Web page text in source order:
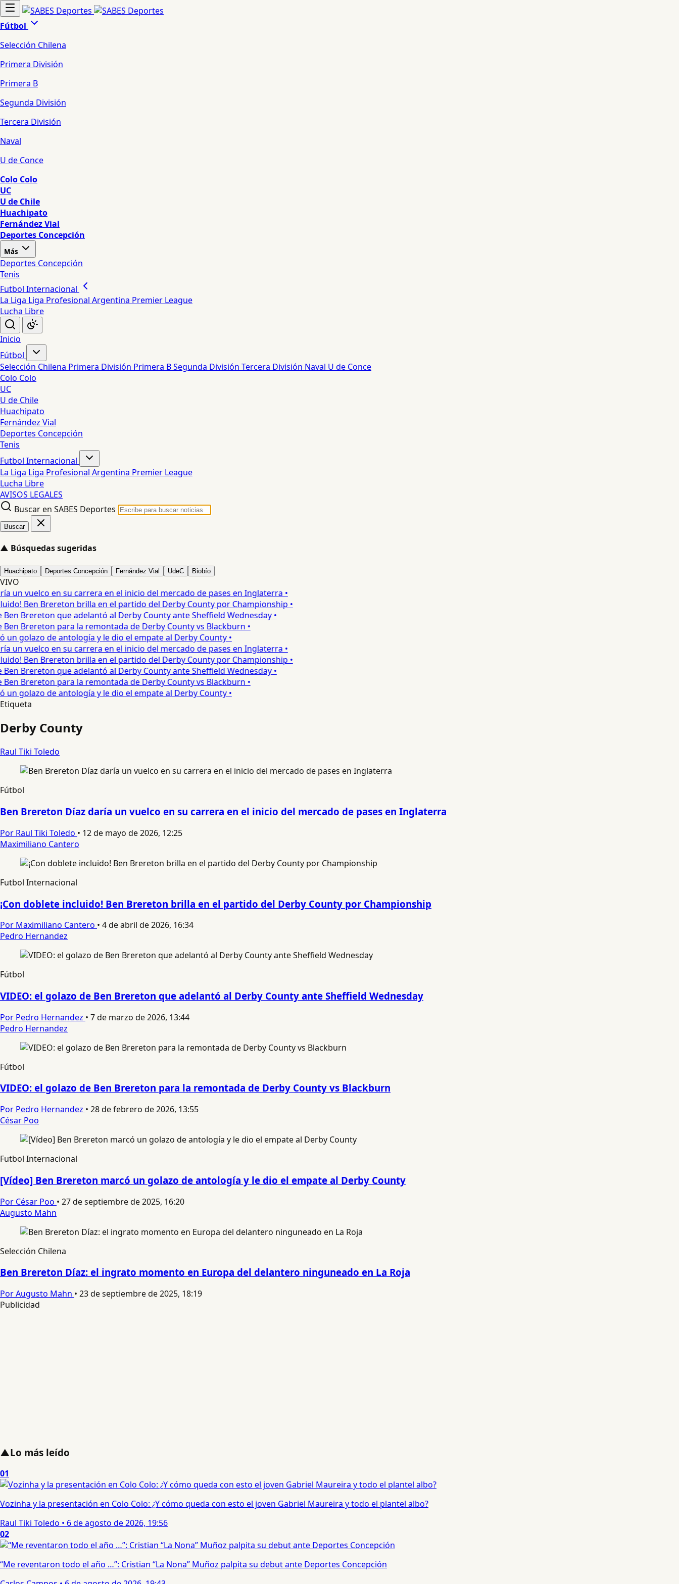
Fútbol
Selección Chilena
Primera División
Primera B
Segunda División
Tercera División
Naval
U de Conce
Colo Colo
UC
U de Chile
Huachipato
Fernández Vial
Deportes Concepción
Más
Deportes Concepción
Tenis
Futbol Internacional
La Liga Liga Profesional Argentina Premier League
Lucha Libre
Inicio
Fútbol
Selección Chilena Primera División Primera BSegunda División Tercera División Naval U de Conce
Colo Colo
UC
U de Chile
Huachipato
Fernández Vial
Deportes Concepción
Tenis
Futbol Internacional
La Liga Liga Profesional Argentina Premier League
Lucha Libre
AVISOS LEGALES
Buscar en SABES Deportes
Buscar
▲ Búsquedas sugeridas
Huachipato Deportes Concepción Fernández Vial UdeC Biobío
VIVO
un vuelco en su carrera en el inicio del mercado de pases en Inglaterra •
Ben Brereton brilla en el partido del Derby County por Championship •
Brereton que adelantó al Derby County ante Sheffield Wednesday •
Brereton para la remontada de Derby County vs Blackburn •
golazo de antología y le dio el empate al Derby County •
un vuelco en su carrera en el inicio del mercado de pases en Inglaterra •
Ben Brereton brilla en el partido del Derby County por Championship •
Brereton que adelantó al Derby County ante Sheffield Wednesday •
Brereton para la remontada de Derby County vs Blackburn •
golazo de antología y le dio el empate al Derby County •
Etiqueta
Derby County
Raul Tiki Toledo
Fútbol
Ben Brereton Díaz daría un vuelco en su carrera en el inicio del mercado de pases en Inglaterra
Por Raul Tiki Toledo • 12 de mayo de 2026, 12:25
Maximiliano Cantero
Futbol Internacional
¡Con doblete incluido! Ben Brereton brilla en el partido del Derby County por Championship
Por Maximiliano Cantero • 4 de abril de 2026, 16:34
Pedro Hernandez
Fútbol
VIDEO: el golazo de Ben Brereton que adelantó al Derby County ante Sheffield Wednesday
Por Pedro Hernandez • 7 de marzo de 2026, 13:44
Pedro Hernandez
Fútbol
VIDEO: el golazo de Ben Brereton para la remontada de Derby County vs Blackburn
Por Pedro Hernandez • 28 de febrero de 2026, 13:55
César Poo
Futbol Internacional
[Vídeo] Ben Brereton marcó un golazo de antología y le dio el empate al Derby County
Por César Poo • 27 de septiembre de 2025, 16:20
Augusto Mahn
Selección Chilena
Ben Brereton Díaz: el ingrato momento en Europa del delantero ninguneado en La Roja
Por Augusto Mahn • 23 de septiembre de 2025, 18:19
Publicidad
▲Lo más leído
01
Vozinha y la presentación en Colo Colo: ¿Y cómo queda con esto el joven Gabriel Maureira y todo el plantel albo?
Raul Tiki Toledo • 6 de agosto de 2026, 19:56
02
“Me reventaron todo el año …”: Cristian “La Nona” Muñoz palpita su debut ante Deportes Concepción